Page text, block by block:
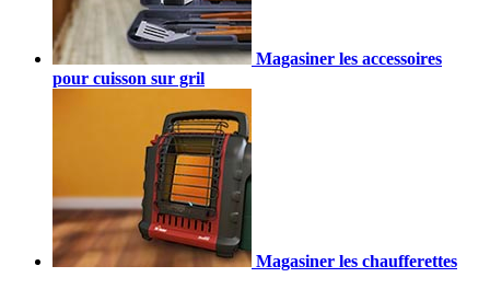
Magasiner les accessoires
pour cuisson sur gril
Magasiner les chaufferettes